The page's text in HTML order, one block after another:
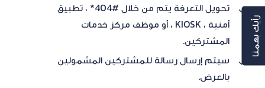
تحويل التعرفة يتم من خلال #404* ، تطبيق
أمنية ، KIOSK ، أو موظف مركز خدمات
المشتركين.
سيتم إرسال رسالة للمشتركين المشمولين
بالعرض.
رأيك بهمنا